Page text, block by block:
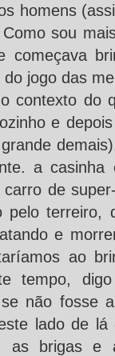
homens
sou
começava
jogo das
contexto do
e
a casinha
de
terreiro,
e
ao
tempo,
não fosse
lado de
as brigas e